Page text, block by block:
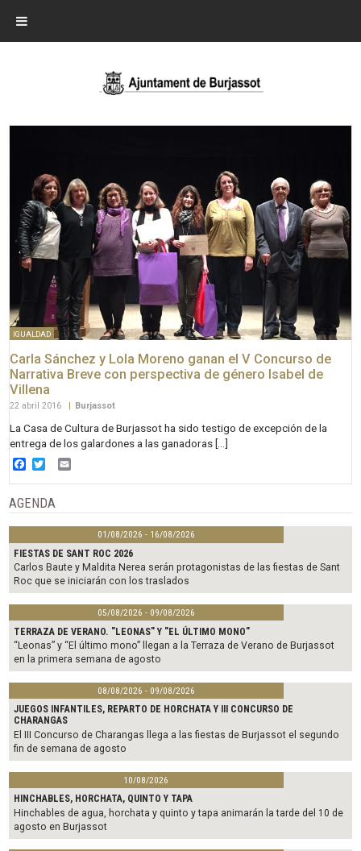
IGUALDAD
Carla Sánchez y Lola Moreno ganan el V Concurso de
Narrativa Breve con perspectiva de género Isabel de
Villena
22 abril 2016 Burjassot
La Casa de Cultura de Burjassot ha sido testigo de excepción de la
entrega de los galardones a las ganadoras […]
Facebook
Twitter
AGENDA
01/08/2026 - 16/08/2026
FIESTAS DE SANT ROC 2026
Carlos Baute y Maldita Nerea serán protagonistas de las fiestas de Sant
Roc que se iniciarán con los traslados
05/08/2026 - 09/08/2026
TERRAZA DE VERANO. "LEONAS" Y "EL ÚLTIMO MONO"
“Leonas” y “El último mono” llegan a la Terraza de Verano de Burjassot
en la primera semana de agosto
08/08/2026 - 09/08/2026
JUEGOS INFANTILES, REPARTO DE HORCHATA Y III CONCURSO DE
CHARANGAS
El III Concurso de Charangas llega a las fiestas de Burjassot el segundo
fin de semana de agosto
10/08/2026
HINCHABLES, HORCHATA, QUINTO Y TAPA
Hinchables de agua, horchata y quinto y tapa animarán la tarde del 10 de
agosto en Burjassot